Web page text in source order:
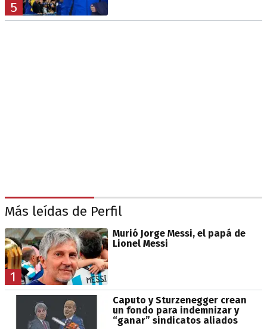
5
Más leídas de Perfil
1
Murió Jorge Messi, el papá de
Lionel Messi
Caputo y Sturzenegger crean
un fondo para indemnizar y
“ganar” sindicatos aliados